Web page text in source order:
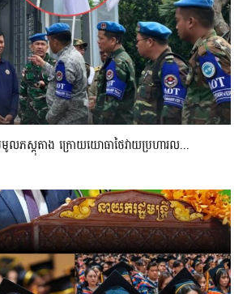
មូលភស្តុតាង ក្រោយយោធាថៃវាយប្រហារល...